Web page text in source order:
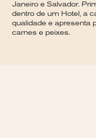
Janeiro e Salvador.
dentro de um Hotel, a
qualidade e apresenta
carnes e peixes.